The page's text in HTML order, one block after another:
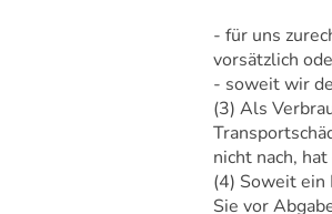
- für uns
vorsätzlich
- soweit wir
(3) Als
nicht nach,
(4) Soweit ein
Sie vor